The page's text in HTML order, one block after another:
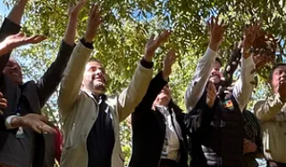
frutos, pressionada pelo excesso de umidade,
incidência de doenças e pela agilidade na
colheita.